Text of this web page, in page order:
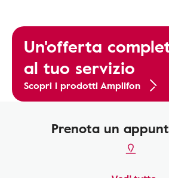
Un'offerta
al tuo servizio
Scopri i prodotti Amplifon
Prenota un